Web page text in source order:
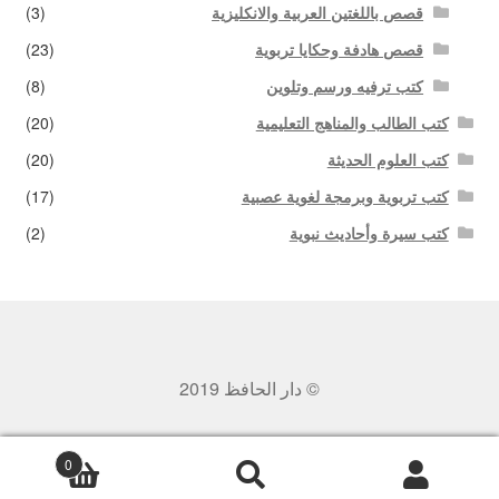
قصص باللغتين العربية والانكليزية
(3)
قصص هادفة وحكايا تربوية
(23)
كتب ترفيه ورسم وتلوين
(8)
كتب الطالب والمناهج التعليمية
(20)
كتب العلوم الحديثة
(20)
كتب تربوية وبرمجة لغوية عصبية
(17)
كتب سيرة وأحاديث نبوية
(2)
© دار الحافظ 2019
0